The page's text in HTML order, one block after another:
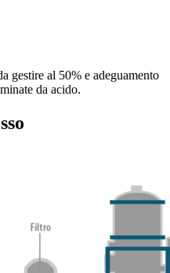
gestire al 50% e adeguamento
da acido.